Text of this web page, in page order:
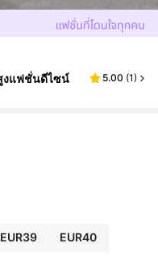
งแฟชั่นดีไซน์
5.00 (1)
EUR39 EUR40